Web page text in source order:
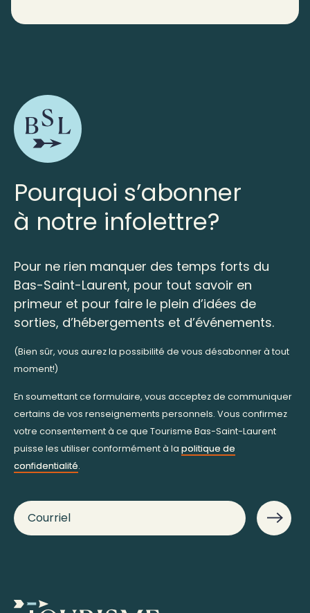
Pourquoi s’abonner
à notre infolettre?
Pour ne rien manquer des temps forts du
Bas-Saint-Laurent, pour tout savoir en
primeur et pour faire le plein d’idées de
sorties, d’hébergements et d’événements.
(Bien sûr, vous aurez la possibilité de vous désabonner à tout
moment!)
En soumettant ce formulaire, vous acceptez de communiquer
certains de vos renseignements personnels. Vous confirmez
votre consentement à ce que Tourisme Bas-Saint-Laurent
puisse les utiliser conformément à la politique de
confidentialité.